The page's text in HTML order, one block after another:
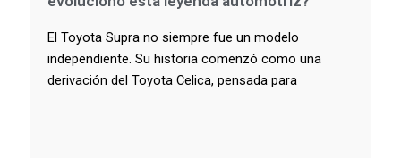
El Toyota Supra no siempre fue un modelo
independiente. Su historia comenzó como una
derivación del Toyota Celica, pensada para